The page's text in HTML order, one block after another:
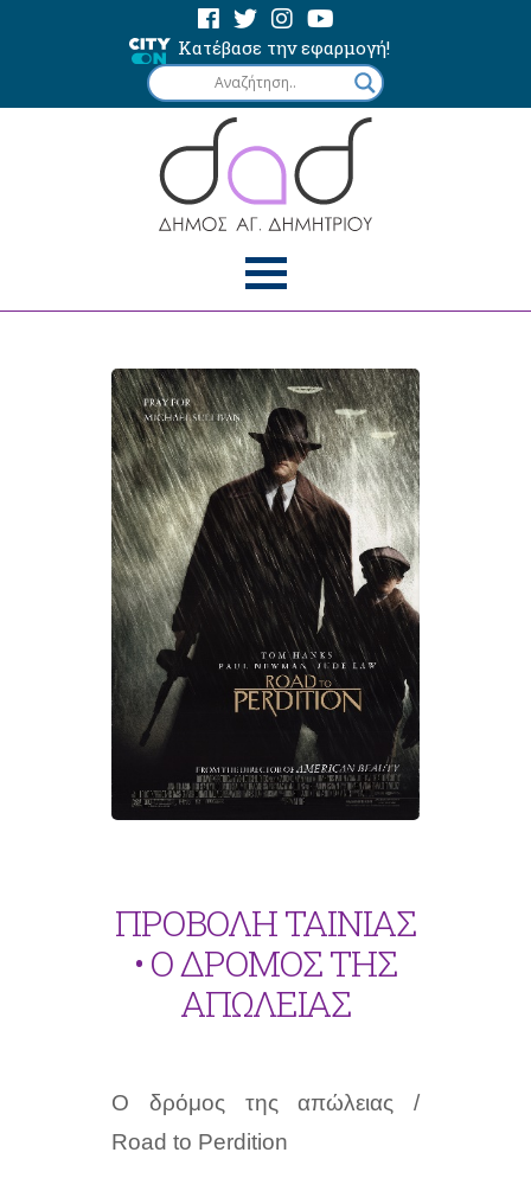
Κατέβασε την εφαρμογή!
ΠΡΟΒΟΛΗ ΤΑΙΝΙΑΣ
• Ο ΔΡΟΜΟΣ ΤΗΣ
ΑΠΩΛΕΙΑΣ
O δρόμος της απώλειας /
Road to Perdition